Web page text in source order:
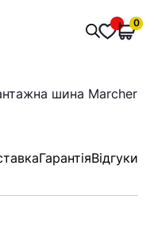
Пошук
товарів
0
шина Marcher
ГарантіяВідгуки